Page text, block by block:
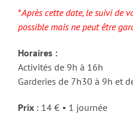
*Après cette date, le suivi de
possible mais ne peut être
Horaires :
Activités de 9h à 16h
Garderies de 7h30 à 9h et
Prix : 14 € • 1 journée